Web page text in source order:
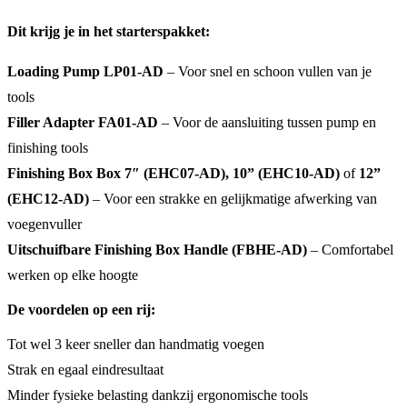
Dit krijg je in het starterspakket:
Loading Pump LP01-AD – Voor snel en schoon vullen van je
tools
Filler Adapter FA01-AD – Voor de aansluiting tussen pump en
finishing tools
Finishing Box Box 7″ (EHC07-AD), 10” (EHC10-AD) of 12”
(EHC12-AD) – Voor een strakke en gelijkmatige afwerking van
voegenvuller
Uitschuifbare Finishing Box Handle (FBHE-AD) – Comfortabel
werken op elke hoogte
De voordelen op een rij:
Tot wel 3 keer sneller dan handmatig voegen
Strak en egaal eindresultaat
Minder fysieke belasting dankzij ergonomische tools